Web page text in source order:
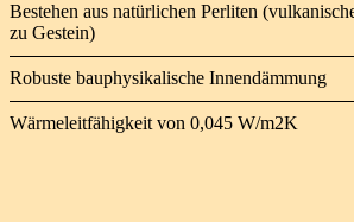
Bestehen aus natürlichen Perliten
zu Gestein)
Robuste bauphysikalische Innendämmung
Wärmeleitfähigkeit von 0,045 W/m2K